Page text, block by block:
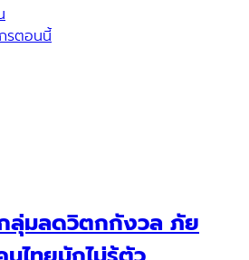
รตอนนี้
กลุ่มลดวิตกกังวล ภัย